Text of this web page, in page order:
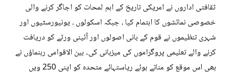
ثقافتی اداروں نے امریکی تاریخ کے اہم لمحات کو اجاگر کرنے والی
خصوصی نمائشوں کا اہتمام کیا ، جبکہ اسکولوں ، یونیورسٹیوں اور
شہری تنظیموں نے قوم کے بانی اصولوں اور آئینی ورثے کو دریافت
کرنے والے تعلیمی پروگراموں کی میزبانی کی۔ بین الاقوامی رہنماؤں نے
بھی اس موقع کو مناتے ہوئے ریاستہائے متحدہ کو اپنی 250 ویں